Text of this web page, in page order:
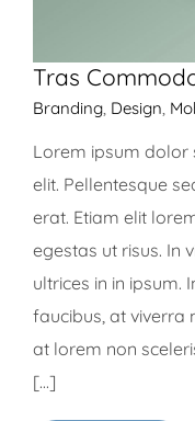
Tras
Branding, Design,
Lorem ipsum dolor
elit. Pellentesque
erat. Etiam elit
egestas ut risus. In
ultrices in in ipsum.
faucibus, at viverra
at lorem non
[...]